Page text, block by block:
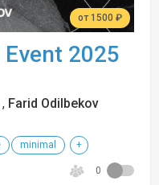
от 1500 ₽
2025
, Farid Odilbekov
minimal +
0